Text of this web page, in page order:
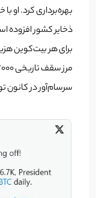
برای هر بیت‌کوین
سرسام‌آور در کانون